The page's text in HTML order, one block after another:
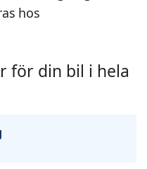
hos
för din bil i hela